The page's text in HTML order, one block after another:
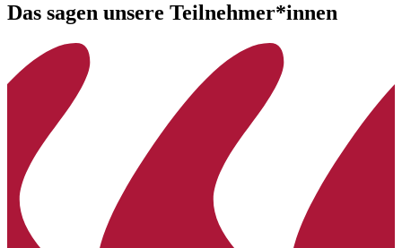
Das sagen unsere Teilnehmer*innen